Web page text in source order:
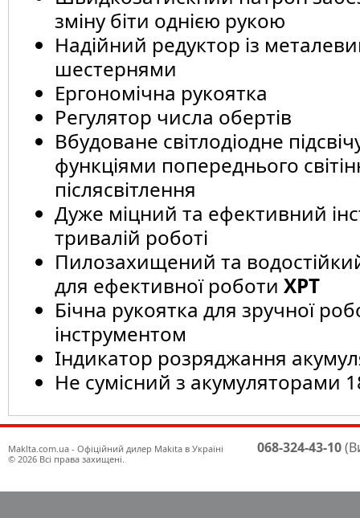
зміну біти однією рукою
Надійний редуктор із
шестернями
Ергономічна рукоятка
Регулятор числа обертів
Вбудоване світлодіодне
функціями попереднього
післясвітлення
Дуже міцний та ефективний
тривалій роботі
Пилозахищений та
для ефективної роботи XPT
Бічна рукоятка для зручної
інструментом
Індикатор розряджання
Не сумісний з акумуляторами
Maklta.com.ua - Офіційний дилер Makita в Україні
© 2026 Всі права захищені.
068-324-43-10